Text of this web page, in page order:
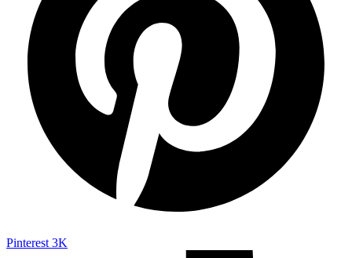
Pinterest 3K